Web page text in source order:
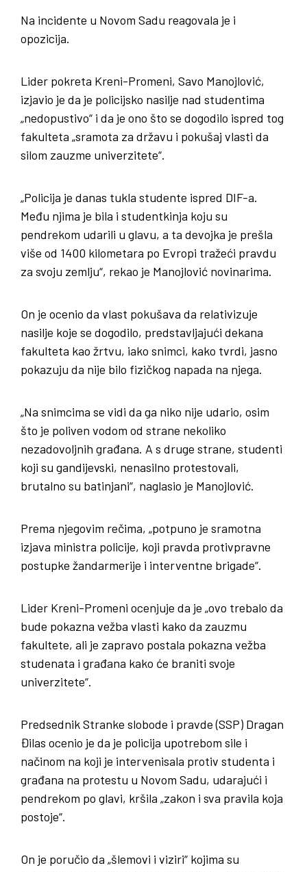
Na incidente u Novom Sadu reagovala je i
opozicija.
Lider pokreta Kreni-Promeni, Savo Manojlović,
izjavio je da je policijsko nasilje nad studentima
„nedopustivo“ i da je ono što se dogodilo ispred tog
fakulteta „sramota za državu i pokušaj vlasti da
silom zauzme univerzitete“.
„Policija je danas tukla studente ispred DIF-a.
Među njima je bila i studentkinja koju su
pendrekom udarili u glavu, a ta devojka je prešla
više od 1400 kilometara po Evropi tražeći pravdu
za svoju zemlju“, rekao je Manojlović novinarima.
On je ocenio da vlast pokušava da relativizuje
nasilje koje se dogodilo, predstavljajući dekana
fakulteta kao žrtvu, iako snimci, kako tvrdi, jasno
pokazuju da nije bilo fizičkog napada na njega.
„Na snimcima se vidi da ga niko nije udario, osim
što je poliven vodom od strane nekoliko
nezadovoljnih građana. A s druge strane, studenti
koji su gandijevski, nenasilno protestovali,
brutalno su batinjani“, naglasio je Manojlović.
Prema njegovim rečima, „potpuno je sramotna
izjava ministra policije, koji pravda protivpravne
postupke žandarmerije i interventne brigade“.
Lider Kreni-Promeni ocenjuje da je „ovo trebalo da
bude pokazna vežba vlasti kako da zauzmu
fakultete, ali je zapravo postala pokazna vežba
studenata i građana kako će braniti svoje
univerzitete“.
Predsednik Stranke slobode i pravde (SSP) Dragan
Đilas ocenio je da je policija upotrebom sile i
načinom na koji je intervenisala protiv studenta i
građana na protestu u Novom Sadu, udarajući i
pendrekom po glavi, kršila „zakon i sva pravila koja
postoje“.
On je poručio da „šlemovi i viziri“ kojima su